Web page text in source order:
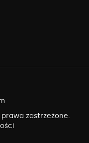
prawa zastrzeżone.